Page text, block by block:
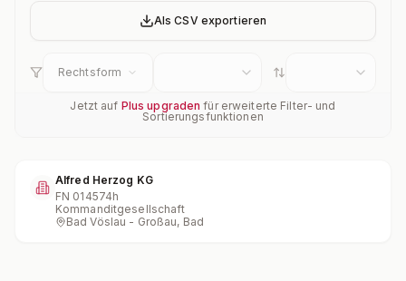
Als CSV exportieren
Rechtsform
Jetzt auf Plus upgraden für erweiterte Filter- und
Sortierungsfunktionen
Alfred Herzog KG
FN 014574h
Kommanditgesellschaft
Bad Vöslau - Großau, Bad